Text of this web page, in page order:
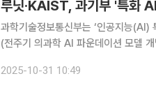
루닛·KAIST, 과기부 '특화
과학기술정보통신부는 ‘인공지능(AI)
(전주기 의과학 AI 파운데이션 모델
쟁률을 보였다. 서면평가, 발표평가
2025-10-31 10:49